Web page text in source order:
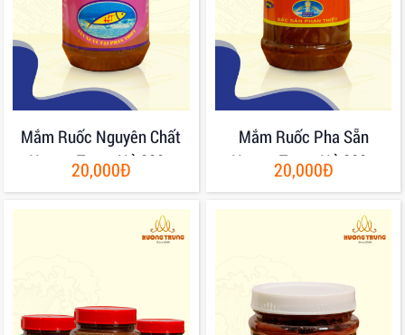
Mắm Ruốc Nguyên Chất
Hương Trung Hủ 200g
20,000Đ
Mắm Ruốc Pha Sẵn
Hương Trung Hủ 200g
20,000Đ